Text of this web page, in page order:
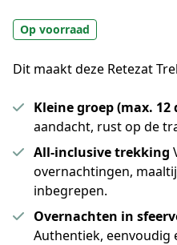
Op voorraad
Dit maakt deze Retezat
Kleine groep (max. 12
aandacht, rust op de
All-inclusive trekking
overnachtingen,
inbegrepen.
Overnachten in
Authentiek, eenvoudig